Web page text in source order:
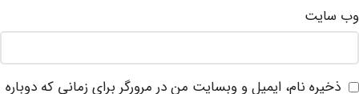
وب‌ سایت
ذخیره نام، ایمیل و وبسایت من در مرورگر برای زمانی که دوباره